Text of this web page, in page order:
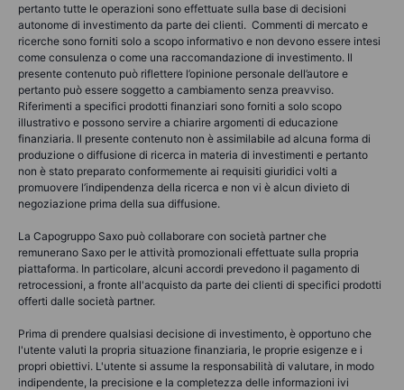
pertanto tutte le operazioni sono effettuate sulla base di decisioni
autonome di investimento da parte dei clienti. Commenti di mercato e
ricerche sono forniti solo a scopo informativo e non devono essere intesi
come consulenza o come una raccomandazione di investimento. Il
presente contenuto può riflettere l’opinione personale dell’autore e
pertanto può essere soggetto a cambiamento senza preavviso.
Riferimenti a specifici prodotti finanziari sono forniti a solo scopo
illustrativo e possono servire a chiarire argomenti di educazione
finanziaria. Il presente contenuto non è assimilabile ad alcuna forma di
produzione o diffusione di ricerca in materia di investimenti e pertanto
non è stato preparato conformemente ai requisiti giuridici volti a
promuovere l’indipendenza della ricerca e non vi è alcun divieto di
negoziazione prima della sua diffusione.
La Capogruppo Saxo può collaborare con società partner che
remunerano Saxo per le attività promozionali effettuate sulla propria
piattaforma. In particolare, alcuni accordi prevedono il pagamento di
retrocessioni, a fronte all'acquisto da parte dei clienti di specifici prodotti
offerti dalle società partner.
Prima di prendere qualsiasi decisione di investimento, è opportuno che
l'utente valuti la propria situazione finanziaria, le proprie esigenze e i
propri obiettivi. L'utente si assume la responsabilità di valutare, in modo
indipendente, la precisione e la completezza delle informazioni ivi